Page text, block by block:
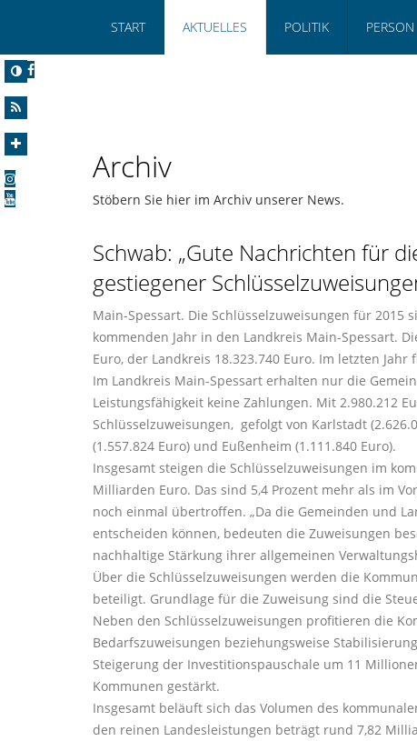
START AKTUELLES POLITIK PERSON
Archiv
Stöbern Sie hier im Archiv unserer News.
Schwab: „Gute Nachrichten für
gestiegener
Main-Spessart. Die Schlüsselzuweisungen für
kommenden Jahr in den Landkreis Main-Spessart.
Euro, der Landkreis 18.323.740 Euro. Im letzten
Im Landkreis Main-Spessart erhalten nur die
Leistungsfähigkeit keine Zahlungen. Mit 2.980.212
Schlüsselzuweisungen, gefolgt von Karlstadt
(1.557.824 Euro) und Eußenheim (1.111.840 Euro).
Insgesamt steigen die Schlüsselzuweisungen im
Milliarden Euro. Das sind 5,4 Prozent mehr als im
noch einmal übertroffen. „Da die Gemeinden und
entscheiden können, bedeuten die Zuweisungen
nachhaltige Stärkung ihrer allgemeinen
Über die Schlüsselzuweisungen werden die
beteiligt. Grundlage für die Zuweisung sind die
Neben den Schlüsselzuweisungen profitieren die
Bedarfszuweisungen beziehungsweise
Steigerung der Investitionspauschale um 11
Kommunen gestärkt.
Insgesamt beläuft sich das Volumen des
den reinen Landesleistungen beträgt rund 7,82